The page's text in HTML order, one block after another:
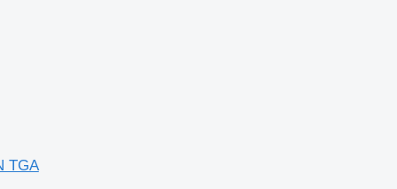
TGA